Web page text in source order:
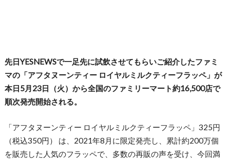
先日YESNEWSで一足先に試飲させてもらいご紹介したファミ
マの「アフタヌーンティー ロイヤルミルクティーフラッペ」が
本日5月23日（火）から全国のファミリーマート約16,500店で
順次発売開始される。
「アフタヌーンティー ロイヤルミルクティーフラッペ」325円
（税込350円） は、2021年8月に限定発売し、累計約200万個
を販売した人気のフラッペで、多数の再販の声を受け、今回満